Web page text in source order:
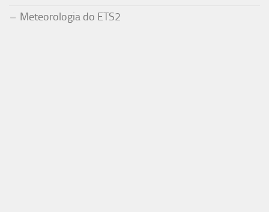
Meteorologia do ETS2